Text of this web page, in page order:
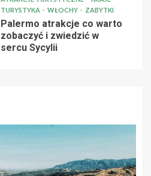
TURYSTYKA
WŁOCHY ZABYTKI
Palermo atrakcje co warto
zobaczyć i zwiedzić w
sercu Sycylii